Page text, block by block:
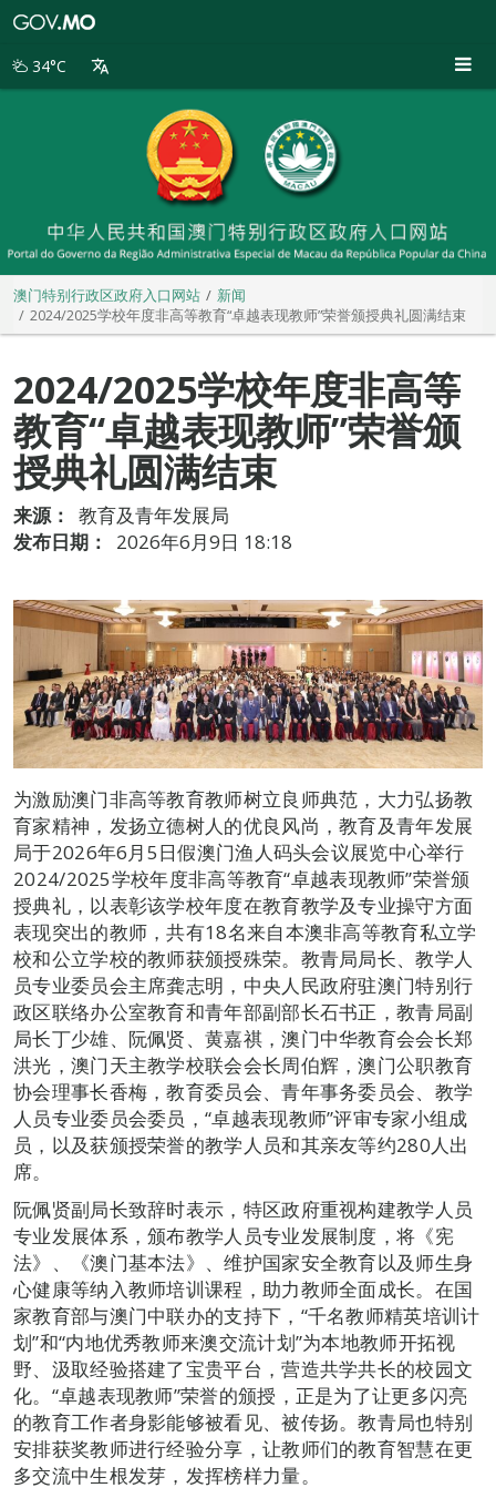
别
34°C
澳门特别行政区政府入口网站
新闻
2024/2025学校年度非高等教育“卓越表现教师”荣誉颁授典礼圆满结束
2024/2025学校年度非高等
教育“卓越表现教师”荣誉颁
授典礼圆满结束
来源：
教育及青年发展局
发布日期：
2026年6月9日 18:18
为激励澳门非高等教育教师树立良师典范，大力弘扬教
育家精神，发扬立德树人的优良风尚，教育及青年发展
局于2026年6月5日假澳门渔人码头会议展览中心举行
2024/2025学校年度非高等教育“卓越表现教师”荣誉颁
授典礼，以表彰该学校年度在教育教学及专业操守方面
表现突出的教师，共有18名来自本澳非高等教育私立学
校和公立学校的教师获颁授殊荣。教青局局长、教学人
员专业委员会主席龚志明，中央人民政府驻澳门特别行
政区联络办公室教育和青年部副部长石书正，教青局副
局长丁少雄、阮佩贤、黄嘉祺，澳门中华教育会会长郑
洪光，澳门天主教学校联会会长周伯辉，澳门公职教育
协会理事长香梅，教育委员会、青年事务委员会、教学
人员专业委员会委员，“卓越表现教师”评审专家小组成
员，以及获颁授荣誉的教学人员和其亲友等约280人出
席。
阮佩贤副局长致辞时表示，特区政府重视构建教学人员
专业发展体系，颁布教学人员专业发展制度，将《宪
法》、《澳门基本法》、维护国家安全教育以及师生身
心健康等纳入教师培训课程，助力教师全面成长。在国
家教育部与澳门中联办的支持下，“千名教师精英培训计
划”和“内地优秀教师来澳交流计划”为本地教师开拓视
野、汲取经验搭建了宝贵平台，营造共学共长的校园文
化。“卓越表现教师”荣誉的颁授，正是为了让更多闪亮
的教育工作者身影能够被看见、被传扬。教青局也特别
安排获奖教师进行经验分享，让教师们的教育智慧在更
多交流中生根发芽，发挥榜样力量。